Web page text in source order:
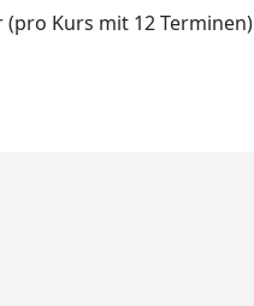
Kurs mit 12 Terminen)